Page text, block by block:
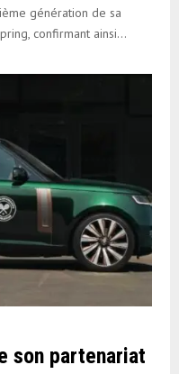
génération de sa
confirmant ainsi...
son partenariat